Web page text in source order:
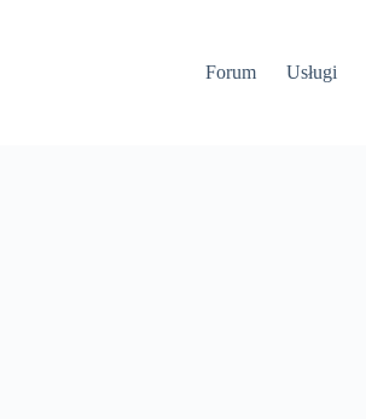
Forum Usługi